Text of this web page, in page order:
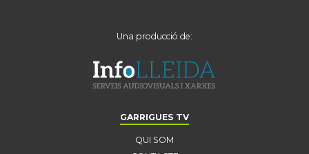
Una producció de:
GARRIGUES TV
QUI SOM